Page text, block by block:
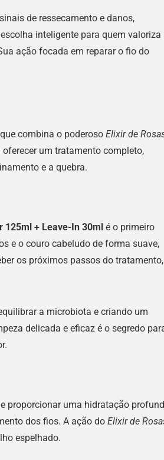
de ressecamento e danos,
inteligente para quem valoriza
ação focada em reparar o fio do
combina o poderoso Elixir de
um tratamento completo,
e a quebra.
125ml + Leave-In 30ml é o primeiro
e o couro cabeludo de forma suave,
os próximos passos do tratamento,
a microbiota e criando um
delicada e eficaz é o segredo
proporcionar uma hidratação
dos fios. A ação do Elixir de
espelhado.